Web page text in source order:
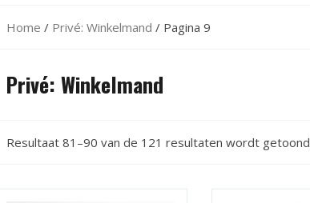
Home / Privé: Winkelmand / Pagina 9
Privé: Winkelmand
Resultaat 81–90 van de 121 resultaten wordt getoond